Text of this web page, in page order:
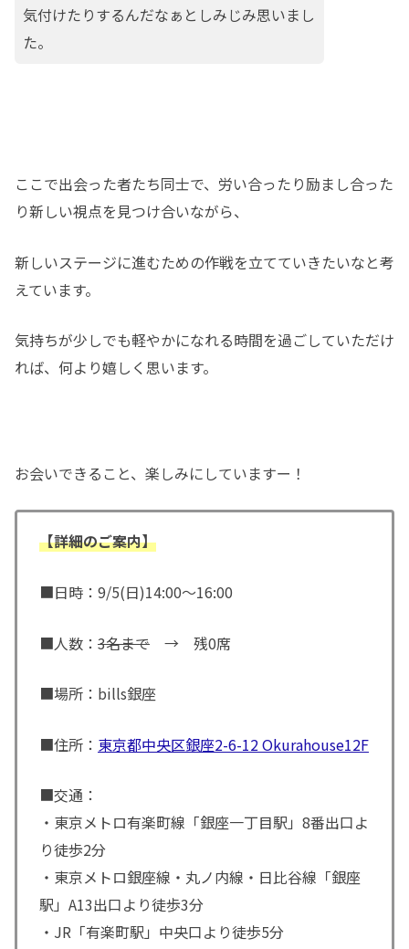
気付けたりするんだなぁとしみじみ思いまし
た。
ここで出会った者たち同士で、労い合ったり励まし合った
り新しい視点を見つけ合いながら、
新しいステージに進むための作戦を立てていきたいなと考
えています。
気持ちが少しでも軽やかになれる時間を過ごしていただけ
れば、何より嬉しく思います。
お会いできること、楽しみにしていますー！
【詳細のご案内】
■日時：9/5(日)14:00～16:00
■人数： 3名まで → 残0席
■場所：bills銀座
■住所： 東京都中央区銀座2-6-12 Okurahouse12F
■交通：
・東京メトロ有楽町線「銀座一丁目駅」8番出口よ
り徒歩2分
・東京メトロ銀座線・丸ノ内線・日比谷線「銀座
駅」A13出口より徒歩3分
・JR「有楽町駅」中央口より徒歩5分